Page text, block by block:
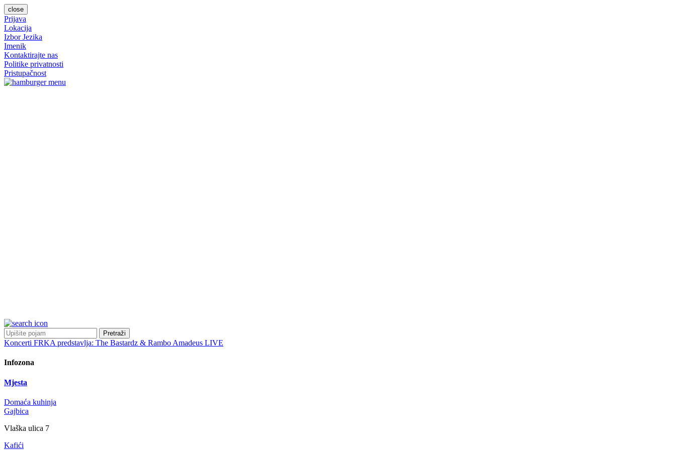
close
Prijava
Lokacija
Izbor Jezika
Imenik
Kontaktirajte nas
Politike privatnosti
Pristupačnost
Pretraži
Koncerti FRKA predstavlja: The Bastardz & Rambo Amadeus LIVE
Infozona
Mjesta
Domaća kuhinja
Gajbica
Vlaška ulica 7
Kafići